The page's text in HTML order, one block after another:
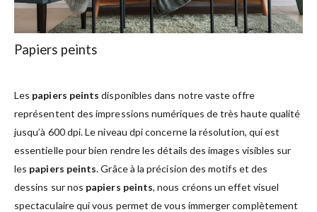
Papiers peints
Les papiers peints disponibles dans notre vaste offre
représentent des impressions numériques de très haute qualité
jusqu’à 600 dpi. Le niveau dpi concerne la résolution, qui est
essentielle pour bien rendre les détails des images visibles sur
les papiers peints. Grâce à la précision des motifs et des
dessins sur nos papiers peints, nous créons un effet visuel
spectaculaire qui vous permet de vous immerger complètement